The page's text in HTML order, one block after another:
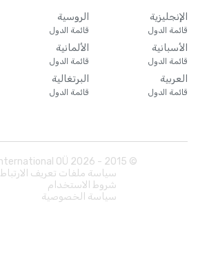
الإنجليزية
قائمة الدول
الروسية
قائمة الدول
الأسبانية
قائمة الدول
الألمانية
قائمة الدول
العربية
قائمة الدول
البرتغالية
قائمة الدول
© 2015 -
2026
سياسة ملفات تعريف الارتباط
شروط الاستخدام
سياسة الخصوصية